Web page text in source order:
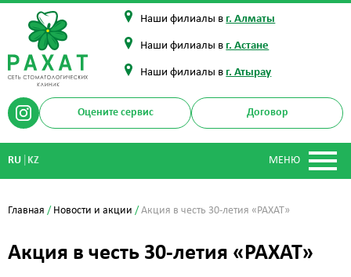
Наши филиалы в г. Алматы
Наши филиалы в г. Астане
Наши филиалы в г. Атырау
Оцените сервис Договор
МЕНЮ
RU KZ
Главная / Новости и акции /Акция в честь 30-летия «РАХАТ»
Акция в честь 30-летия «РАХАТ»